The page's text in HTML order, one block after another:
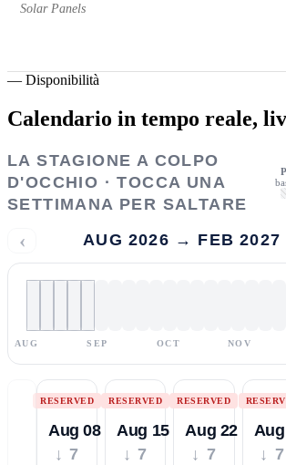
Solar Panels
— Disponibilità
Calendario in tempo reale,
LA STAGIONE A COLPO
D'OCCHIO · TOCCA UNA
SETTIMANA PER SALTARE
‹ AUG 2026 → FEB 2027
AUG SEP OCT NOV
RESERVED
Aug 08
↓ 7
RESERVED
Aug 15
↓ 7
RESERVED
Aug 22
↓ 7
↓ 7